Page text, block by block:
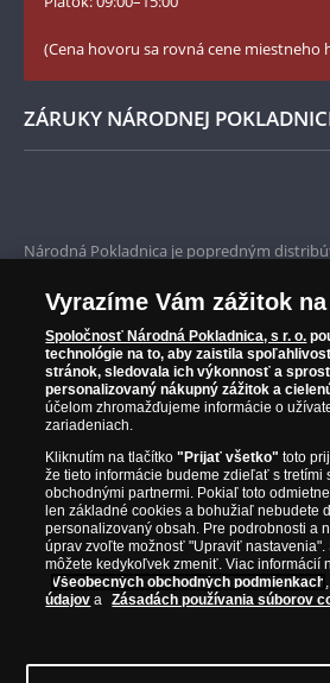
(Cena hovoru sa rovná cene miestneho
ZÁRUKY NÁRODNEJ
Iba originálne produkty
Národná Pokladnica je popredným
od roku 2010.
Národná Pokladnica je oficiálnym
emisií z viac ako 50 krajín, vrátane
ako je Britská kráľovská mincovňa,
Parížska mincovňa, Nórska mincovňa,
Austrálska mincovňa Perth. Spoločnosť
zberateľom garantuje, že všetky produkty
autentickosti.
Vyrazíme Vám zážitok
Spoločnosť Národná Pokladnica, s r. o.
technológie na to, aby zaistila
stránok, sledovala ich výkonnosť a
personalizovaný nákupný zážitok a
účelom zhromažďujeme informácie o
zariadeniach.
Kliknutím na tlačítko"Prijať všetko" toto
že tieto informácie budeme zdieľať s tretími
obchodnými partnermi. Pokiaľ toto
len základné cookies a bohužiaľ nebudete
personalizovaný obsah. Pre podrobnosti a
úprav zvoľte možnosť "Upraviť nastavenia".
môžete kedykoľvek zmeniť. Viac informácií
Všeobecných obchodných podmienkach ,
údajov a Zásadách používania súborov